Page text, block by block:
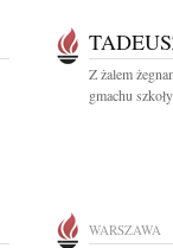
Z żalem
gmachu
WARSZAWA